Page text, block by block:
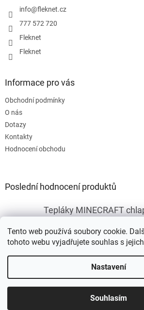
Tento web používá soubory cookie.
tohoto webu vyjadřujete souhlas s
Nastavení
Souhlasím
info@fleknet.cz
777 572 720
Fleknet
Fleknet
Informace pro vás
Obchodní podmínky
O nás
Dotazy
Kontakty
Hodnocení obchodu
Poslední hodnocení produktů
Tepláky MINECRAFT
nastavení cookies